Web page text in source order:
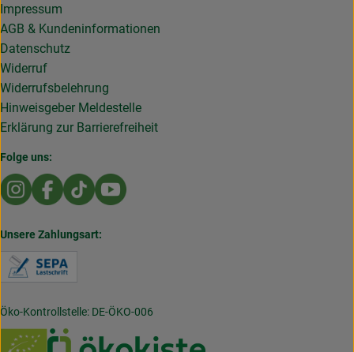
Impressum
AGB & Kundeninformationen
Datenschutz
Widerruf
Widerrufsbelehrung
Hinweisgeber Meldestelle
Erklärung zur Barrierefreiheit
Folge uns:
Externer Link zu https://www.instagram.com/
Externer Link zu https://www.facebook.com/
Externer Link zu https://www.tiktok.com/
Externer Link zu https://
Unsere Zahlungsart:
Öko-Kontrollstelle: DE-ÖKO-006
Externer Link zu /_Resources/Persistent/7/b/6/4/